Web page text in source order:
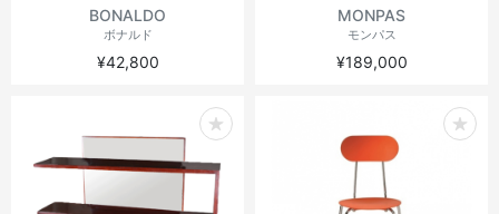
BONALDO
ボナルド
¥42,800
MONPAS
モンパス
¥189,000